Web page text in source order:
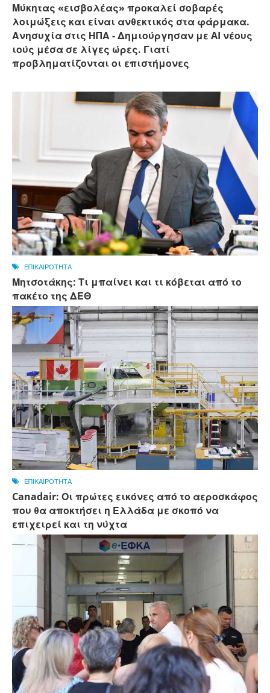
Μύκητας «εισβολέας» προκαλεί σοβαρές
λοιμώξεις και είναι ανθεκτικός στα φάρμακα.
Ανησυχία στις ΗΠΑ - Δημιούργησαν με AI νέους
ιούς μέσα σε λίγες ώρες. Γιατί
προβληματίζονται οι επιστήμονες
ΕΠΙΚΑΙΡΟΤΗΤΑ
Μητσοτάκης: Τι μπαίνει και τι κόβεται από το
πακέτο της ΔΕΘ
ΕΠΙΚΑΙΡΟΤΗΤΑ
Canadair: Οι πρώτες εικόνες από το αεροσκάφος
που θα αποκτήσει η Ελλάδα με σκοπό να
επιχειρεί και τη νύχτα